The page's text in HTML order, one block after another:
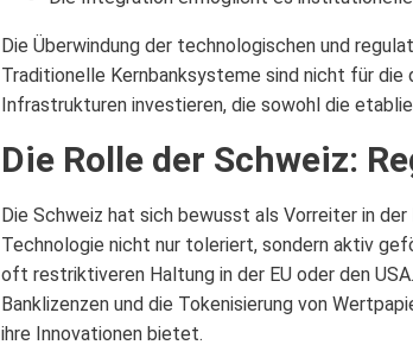
Die Überwindung der technologischen und
Traditionelle Kernbanksysteme sind nicht für die
Infrastrukturen investieren, die sowohl die
Die Rolle der Schweiz:
Die Schweiz hat sich bewusst als Vorreiter in
Technologie nicht nur toleriert, sondern aktiv
oft restriktiveren Haltung in der EU oder den
Banklizenzen und die Tokenisierung von
ihre Innovationen bietet.